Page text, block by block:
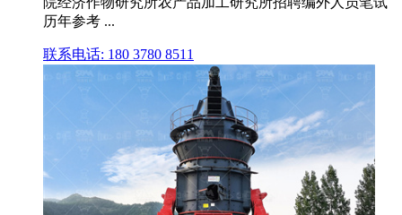
历年参考 ...
联系电话: 180 3780 8511